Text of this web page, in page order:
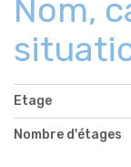
Nom,
Etage
Nombre d'étages